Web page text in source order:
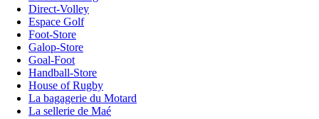
Direct-Volley
Espace Golf
Foot-Store
Galop-Store
Goal-Foot
Handball-Store
House of Rugby
La bagagerie du Motard
La sellerie de Maé